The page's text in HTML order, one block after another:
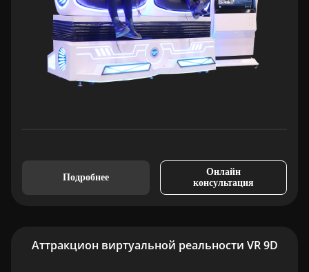
Подробнее
Онлайн
консультация
Аттракцион виртуальной реальности VR 9D